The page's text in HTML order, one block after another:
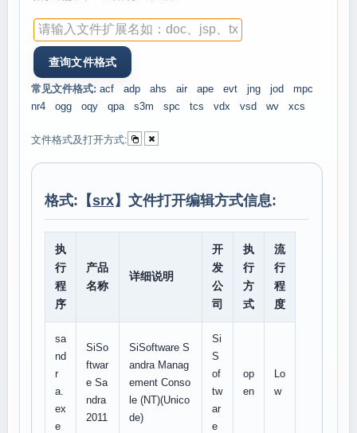
常见文件格式: acf adp ahs air ape evt jng jod
mpc
nr4
ogg oqy qpa s3m spc tcs vdx vsd wv xcs
文件格式及打开方式:
格式:【srx】文件打开编辑方式信息:
执
行
程
序
产品
名称
详细说明
开
发
公
司
执
行
方
式
流
行
程
度
sa
nd
r
a.
ex
e
SiSo
ftwar
e Sa
ndra
2011
SiSoftware S
andra Manag
ement Conso
le (NT)(Unico
de)
Si
S
of
tw
ar
e
op
en
Lo
w